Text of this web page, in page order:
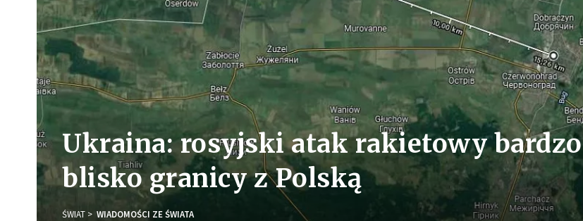
Ukraina: rosyjski atak rakietowy bardzo
blisko granicy z Polską
ŚWIAT WIADOMOŚCI ZE ŚWIATA